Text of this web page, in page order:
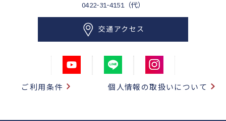
0422-31-4151（代）
交通アクセス
ご利用条件 個人情報の取扱いについて